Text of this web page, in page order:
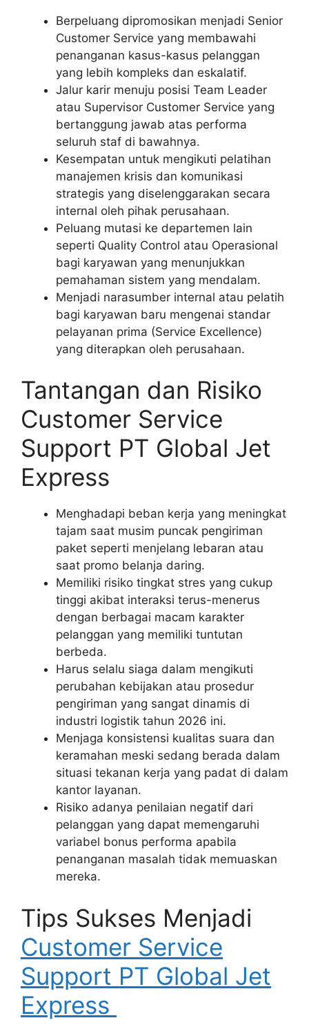
Berpeluang dipromosikan menjadi Senior
Customer Service yang membawahi
penanganan kasus-kasus pelanggan
yang lebih kompleks dan eskalatif.
Jalur karir menuju posisi Team Leader
atau Supervisor Customer Service yang
bertanggung jawab atas performa
seluruh staf di bawahnya.
Kesempatan untuk mengikuti pelatihan
manajemen krisis dan komunikasi
strategis yang diselenggarakan secara
internal oleh pihak perusahaan.
Peluang mutasi ke departemen lain
seperti Quality Control atau Operasional
bagi karyawan yang menunjukkan
pemahaman sistem yang mendalam.
Menjadi narasumber internal atau pelatih
bagi karyawan baru mengenai standar
pelayanan prima (Service Excellence)
yang diterapkan oleh perusahaan.
Tantangan dan Risiko
Customer Service
Support PT Global Jet
Express
Menghadapi beban kerja yang meningkat
tajam saat musim puncak pengiriman
paket seperti menjelang lebaran atau
saat promo belanja daring.
Memiliki risiko tingkat stres yang cukup
tinggi akibat interaksi terus-menerus
dengan berbagai macam karakter
pelanggan yang memiliki tuntutan
berbeda.
Harus selalu siaga dalam mengikuti
perubahan kebijakan atau prosedur
pengiriman yang sangat dinamis di
industri logistik tahun 2026 ini.
Menjaga konsistensi kualitas suara dan
keramahan meski sedang berada dalam
situasi tekanan kerja yang padat di dalam
kantor layanan.
Risiko adanya penilaian negatif dari
pelanggan yang dapat memengaruhi
variabel bonus performa apabila
penanganan masalah tidak memuaskan
mereka.
Tips Sukses Menjadi
Customer Service
Support PT Global Jet
Express